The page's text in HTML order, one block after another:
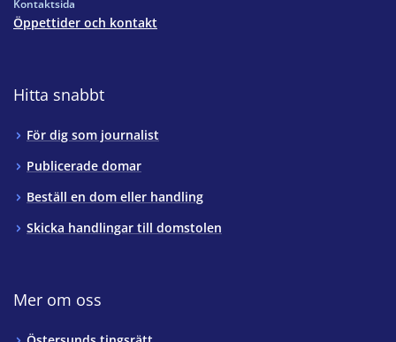
Kontaktsida
Öppettider och kontakt
Hitta snabbt
För dig som journalist
Publicerade domar
Beställ en dom eller handling
Skicka handlingar till domstolen
Mer om oss